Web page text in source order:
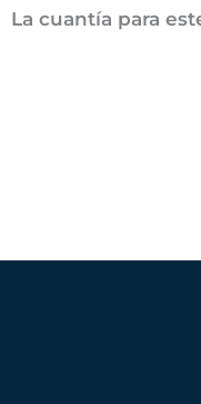
La cuantía para